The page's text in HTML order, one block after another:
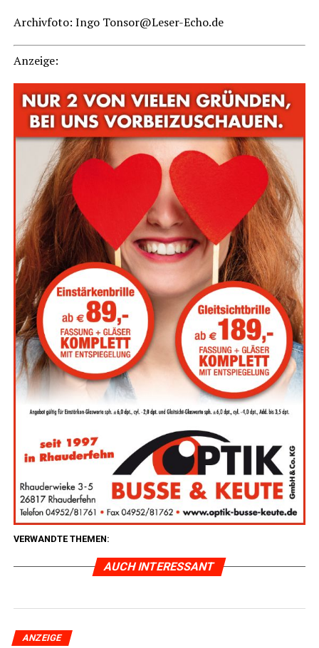
Archiv­fo­to: Ingo Tonsor@Leser-Echo.de
Anzei­ge:
VERWANDTE THEMEN:
AUCH INTERESSANT
ANZEIGE